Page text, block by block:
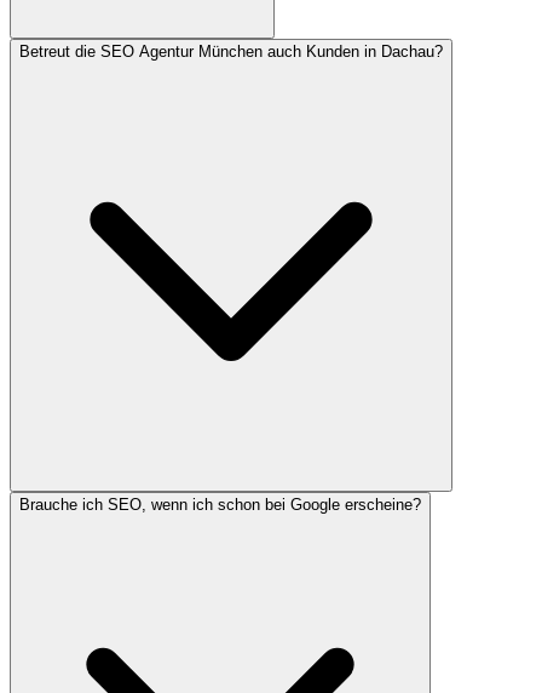
Betreut die SEO Agentur München auch Kunden in Dachau?
Brauche ich SEO, wenn ich schon bei Google erscheine?